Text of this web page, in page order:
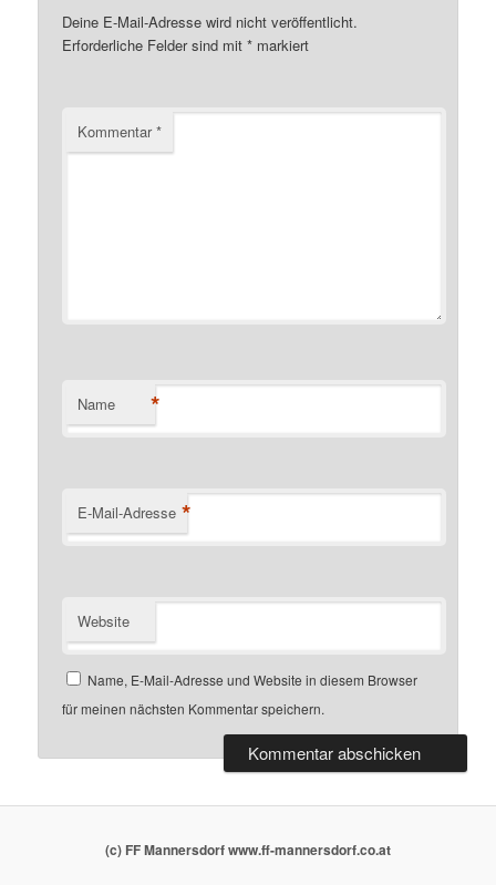
Deine E-Mail-Adresse wird nicht veröffentlicht.
Erforderliche Felder sind mit* markiert
Kommentar*
Name *
E-Mail-Adresse *
Website
Name, E-Mail-Adresse und Website in diesem Browser
für meinen nächsten Kommentar speichern.
(c) FF Mannersdorf www.ff-mannersdorf.co.at